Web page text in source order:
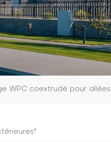
WPC coextrudé pour